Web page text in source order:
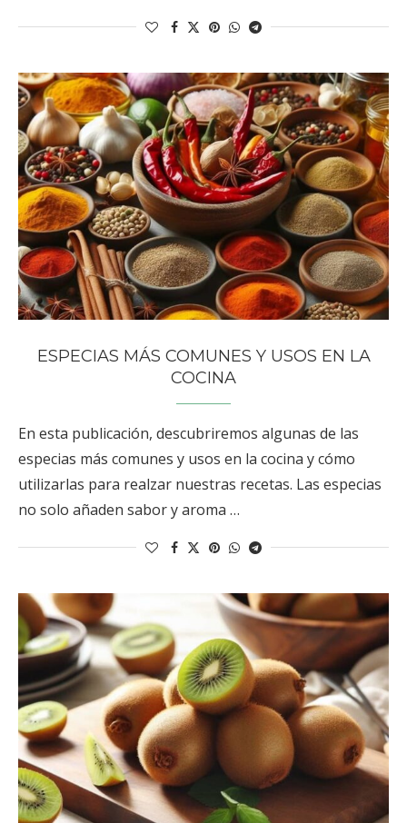
ESPECIAS MÁS COMUNES Y USOS EN LA
COCINA
En esta publicación, descubriremos algunas de las
especias más comunes y usos en la cocina y cómo
utilizarlas para realzar nuestras recetas. Las especias
no solo añaden sabor y aroma …